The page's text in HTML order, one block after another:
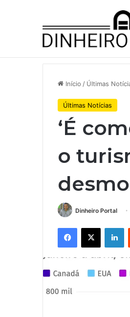
Notícias de Última Hora
Início / Últimas
Últimas Notícias
‘É
o
Dinheiro Portal
Facebook
X